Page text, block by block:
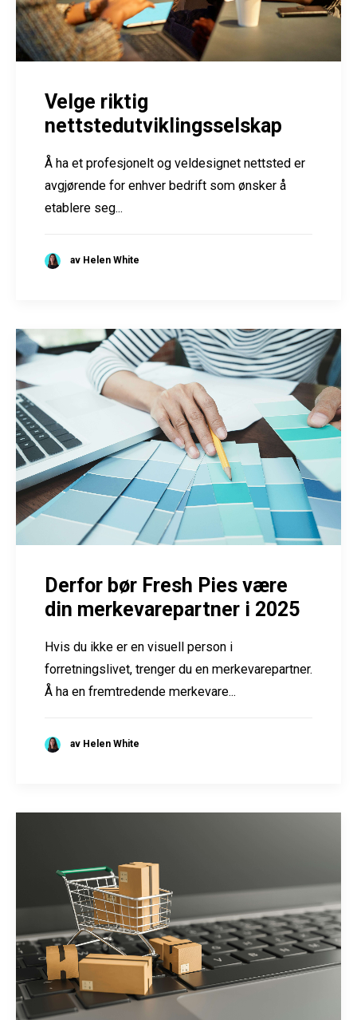
Velge riktig
nettstedutviklingsselskap
Å ha et profesjonelt og veldesignet nettsted er
avgjørende for enhver bedrift som ønsker å
etablere seg...
av Helen White
Derfor bør Fresh Pies være
din merkevarepartner i 2025
Hvis du ikke er en visuell person i
forretningslivet, trenger du en merkevarepartner.
Å ha en fremtredende merkevare...
av Helen White